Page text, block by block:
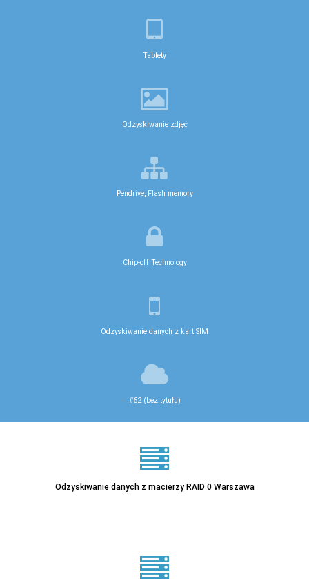
Tablety
Odzyskiwanie zdjęć
Pendrive, Flash memory
Chip-off Technology
Odzyskiwanie danych z kart SIM
#62 (bez tytułu)
Odzyskiwanie danych z macierzy RAID 0 Warszawa